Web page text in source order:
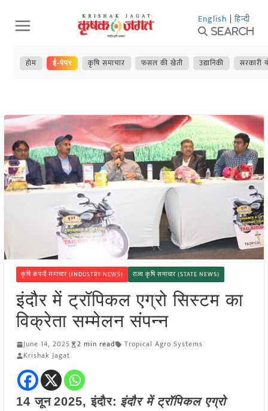
Skip
to
content
English | हिन्दी
Search
होम ई-पेपर कृषि समाचार फसल की खेती उद्यानिकी सरकारी
कृषि कंपनी समाचार (INDUSTRY NEWS) राज्य कृषि समाचार (STATE NEWS)
इंदौर में ट्रॉपिकल एग्रो सिस्टम का
विक्रेता सम्मेलन संपन्न
June 14, 2025 2 min read
Tropical Agro Systems
Krishak Jagat
14 जून 2025, इंदौर: इंदौर में ट्रॉपिकल एग्रो